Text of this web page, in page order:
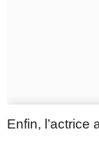
Enfin, l’actrice